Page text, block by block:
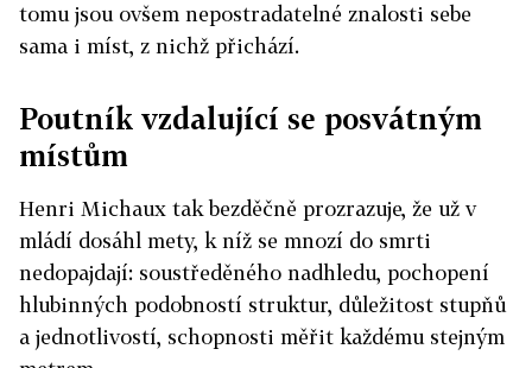
tomu jsou ovšem nepostradatelné znalosti sebe
sama i míst, z nichž přichází.
Poutník vzdalující se posvátným
místům
Henri Michaux tak bezděčně prozrazuje, že už v
mládí dosáhl mety, k níž se mnozí do smrti
nedopajdají: soustředěného nadhledu, pochopení
hlubinných podobností struktur, důležitost stupňů
a jednotlivostí, schopnosti měřit každému stejným